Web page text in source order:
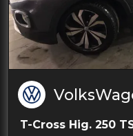
T-Cross Hig. 250